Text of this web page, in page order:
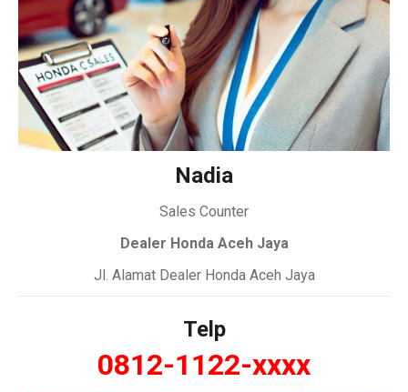
Nadia
Sales Counter
Dealer Honda Aceh Jaya
Jl. Alamat Dealer Honda Aceh Jaya
Telp
0812-1122-xxxx